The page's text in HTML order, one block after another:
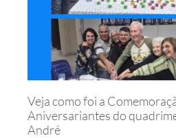
Veja como foi a
Aniversariantes do
André